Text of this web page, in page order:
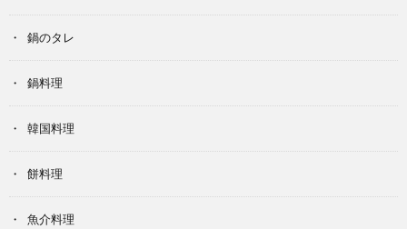
鍋のタレ
鍋料理
韓国料理
餅料理
魚介料理